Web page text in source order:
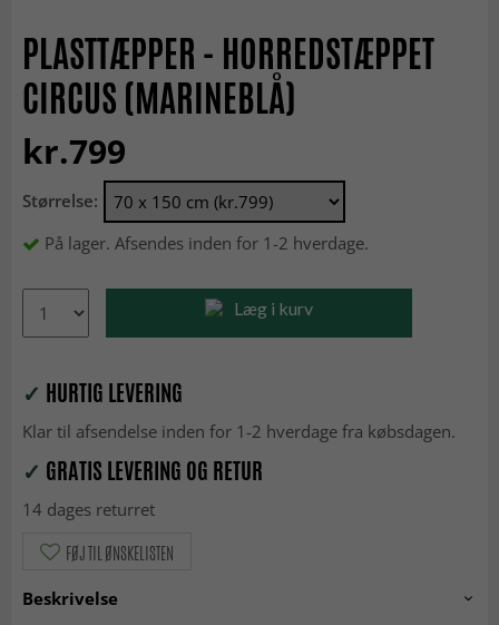
PLASTTÆPPER - HORREDSTÆPPET
CIRCUS (MARINEBLÅ)
kr.799
Størrelse:
På lager. Afsendes inden for 1-2 hverdage.
Læg i kurv
✓ HURTIG LEVERING
Klar til afsendelse inden for 1-2 hverdage fra købsdagen.
✓ GRATIS LEVERING OG RETUR
14 dages returret
FØJ TIL ØNSKELISTEN
Beskrivelse